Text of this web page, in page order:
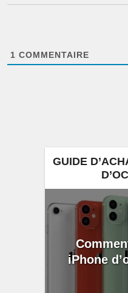
1 COMMENTAIRE
GUIDE
iPhone